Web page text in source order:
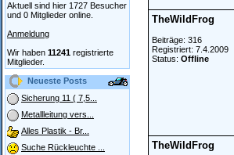
Aktuell sind hier 1727 Besucher
und 0 Mitglieder online.
Anmeldung
Wir haben 11241 registrierte
Mitglieder.
Neueste Posts
Sicherung 11 ( 7,5...
Metallleitung vers...
Alles Plastik - Br...
Suche Rückleuchte ...
TheWildFrog
Beiträge: 316
Registriert: 7.4.2009
Status: Offline
TheWildFrog